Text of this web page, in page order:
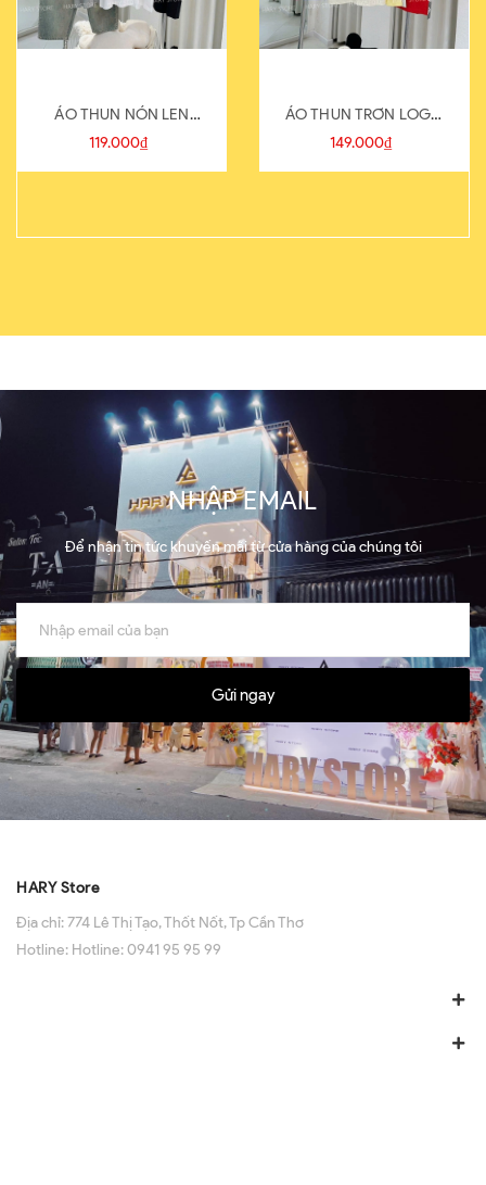
ÁO THUN NÓN LEN
821-1
119.000₫
ÁO THUN TRƠN LOGO
SAU
149.000₫
NHẬP EMAIL
Để nhận tin tức khuyến mãi từ cửa hàng của chúng tôi
Gửi ngay
HARY Store
Địa chỉ:774 Lê Thị Tạo, Thốt Nốt, Tp Cần Thơ
Hotline: Hotline: 0941 95 95 99